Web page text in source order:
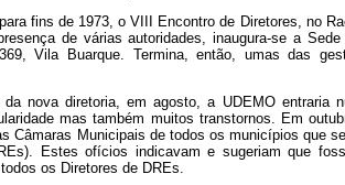
fins de 1973, o VIII Encontro de Diretores, no
de várias autoridades, inaugura-se a
Vila Buarque. Termina, então, umas das
nova diretoria, em agosto, a UDEMO entraria
mas também muitos transtornos. Em
Câmaras Municipais de todos os municípios que
Estes ofícios indicavam e sugeriam que
os Diretores de DREs.